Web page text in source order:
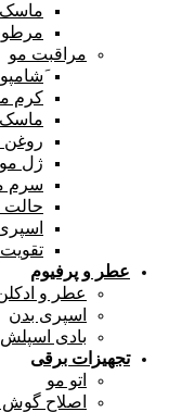
مراقبت مو
کرم
روغن
ژل مو
سرم
حالت
عطر و پرفیوم
عطر و
اسپری بدن
بادی اسپلش
تجهیزات برقی
اتو مو
اصلاح گوش